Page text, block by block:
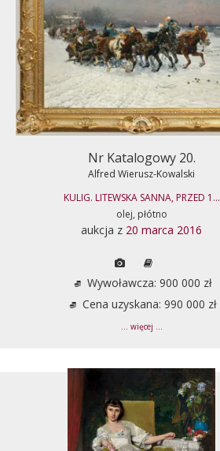
Nr Katalogowy 20.
Alfred Wierusz-Kowalski
KULIG. LITEWSKA SANNA, PRZED 1...
olej, płótno
aukcja z 20 marca 2016
Wywoławcza: 900 000 zł
Cena uzyskana: 990 000 zł
... więcej ...